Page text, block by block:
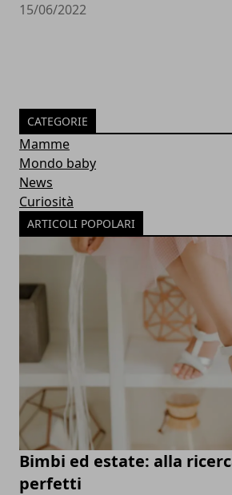
15/06/2022
CATEGORIE
Mamme
Mondo baby
News
Curiosità
ARTICOLI POPOLARI
Bimbi ed estate: alla
perfetti